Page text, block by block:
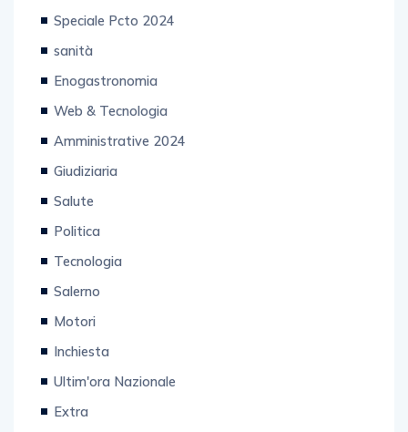
Speciale Pcto 2024
sanità
Enogastronomia
Web & Tecnologia
Amministrative 2024
Giudiziaria
Salute
Politica
Tecnologia
Salerno
Motori
Inchiesta
Ultim'ora Nazionale
Extra